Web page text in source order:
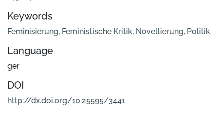
Keywords
Feminisierung, Feministische Kritik, Novellierung, Politik
Language
ger
DOI
http://dx.doi.org/10.25595/3441